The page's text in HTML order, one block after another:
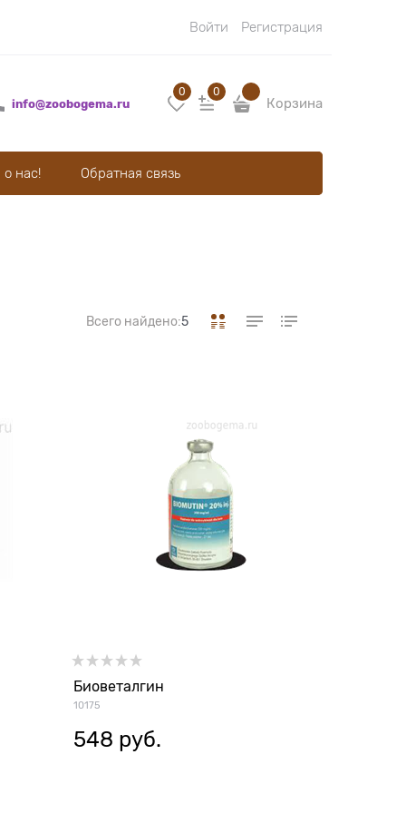
Войти Регистрация
info@zoobogema.ru
0 0
Корзина
о нас! Обратная связь
Всего найдено:5
Биоветалгин
10175
548 руб.